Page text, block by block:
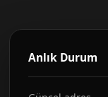
Anlık Durum